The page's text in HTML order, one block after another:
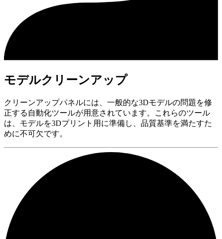
モデルクリーンアップ
クリーンアップパネルには、一般的な3Dモデルの問題を修
正する自動化ツールが用意されています。これらのツール
は、モデルを3Dプリント用に準備し、品質基準を満たすた
めに不可欠です。